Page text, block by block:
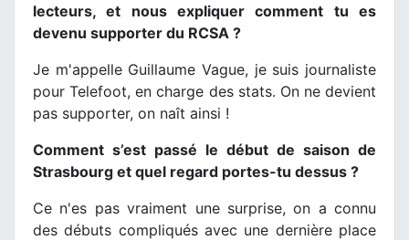
lecteurs, et nous expliquer comment tu es
devenu supporter du RCSA ?
Je m'appelle Guillaume Vague, je suis journaliste
pour Telefoot, en charge des stats. On ne devient
pas supporter, on naît ainsi !
Comment s’est passé le début de saison de
Strasbourg et quel regard portes-tu dessus ?
Ce n'es pas vraiment une surprise, on a connu
des débuts compliqués avec une dernière place